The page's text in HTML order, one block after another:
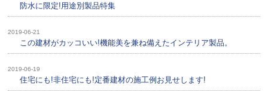
防水に限定!用途別製品特集
2019-06-21
この建材がカッコいい!機能美を兼ね備えたインテリア製品。
2019-06-19
住宅にも!非住宅にも!定番建材の施工例お見せします!